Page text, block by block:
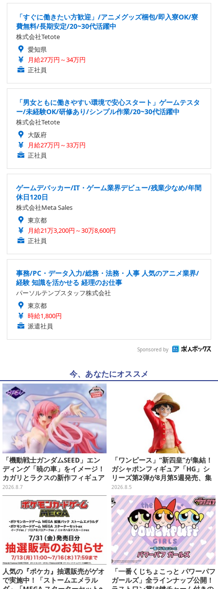
「すぐに働きたい方歓迎」/アニメグッズ梱包/即入寮OK/寮
費無料/長期安定/20~30代活躍中
株式会社Tetote
愛知県
月給27万円～34万円
正社員
「男女ともに働きやすい環境で安心スタート」ゲームテスタ
ー/未経験OK/研修あり/シンプル作業/20~30代活躍中
株式会社Tetote
大阪府
月給27万円～33万円
正社員
ゲームデバッカー/IT・ゲーム業界デビュー/残業少なめ/年間
休日120日
株式会社Meta Sales
東京都
月給21万3,200円～30万8,600円
正社員
事務/PC・データ入力/総務・法務・人事 人気のアニメ業界/
経験 知識を活かせる 経理のお仕事
パーソルテンプスタッフ株式会社
東京都
時給1,800円
派遣社員
Sponsored by
今、あなたにオススメ
「機動戦士ガンダムSEED」エン
ディング「暁の車」をイメージ！
カガリとラクスの新作フィギュア
がプライズに
2026.8.7
「ワンピース」“新四皇”が集結！
ガシャポンフィギュア「HG」シ
リーズ第2弾が8月第5週発売、集
めて並べたくなるクオリティ
2026.8.5
人気の『ポケカ』抽選販売がゲオ
で実施中！「ストームエメラル
「一番くじちょこっと パワーパフ
ガールズ」全ラインナップ公開！